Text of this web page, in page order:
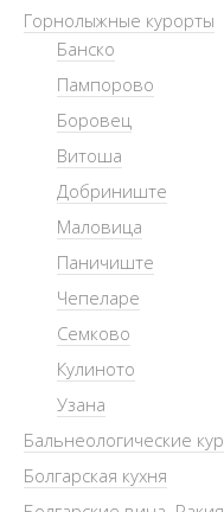
Горнолыжные курорты
Банско
Пампорово
Боровец
Витоша
Добриниште
Маловица
Паничиште
Чепеларе
Семково
Кулиното
Узана
Бальнеологические
Болгарская кухня